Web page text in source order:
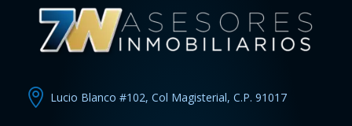
 Lucio Blanco #102, Col Magisterial, C.P. 91017